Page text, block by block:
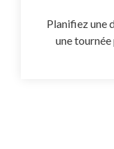
Planifiez une
une